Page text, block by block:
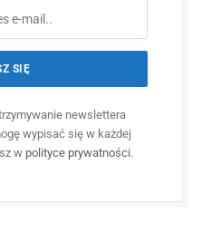
newslettera
wypisać się w każdej
w polityce prywatności.